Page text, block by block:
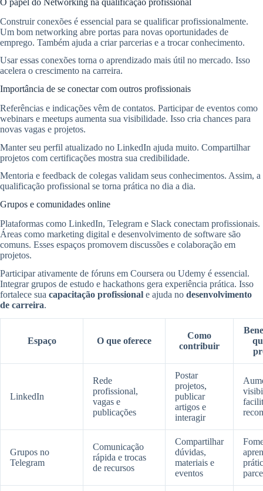
Construir conexões é essencial para se qualificar profissionalmente.
Um bom networking abre portas para novas oportunidades de
emprego. Também ajuda a criar parcerias e a trocar conhecimento.
Usar essas conexões torna o aprendizado mais útil no mercado. Isso
acelera o crescimento na carreira.
Importância de se conectar com outros profissionais
Referências e indicações vêm de contatos. Participar de eventos como
webinars e meetups aumenta sua visibilidade. Isso cria chances para
novas vagas e projetos.
Manter seu perfil atualizado no LinkedIn ajuda muito. Compartilhar
projetos com certificações mostra sua credibilidade.
Mentoria e feedback de colegas validam seus conhecimentos. Assim, a
qualificação profissional se torna prática no dia a dia.
Grupos e comunidades online
Plataformas como LinkedIn, Telegram e Slack conectam profissionais.
Áreas como marketing digital e desenvolvimento de software são
comuns. Esses espaços promovem discussões e colaboração em
projetos.
Participar ativamente de fóruns em Coursera ou Udemy é essencial.
Integrar grupos de estudo e hackathons gera experiência prática. Isso
fortalece sua capacitação profissional e ajuda no desenvolvimento
de carreira.
Espaço O que oferece
Como
contribuir
LinkedIn
Rede
profissional,
vagas e
publicações
Postar
projetos,
publicar
artigos e
interagir
Grupos no
Telegram
Comunicação
rápida e trocas
de recursos
Compartilhar
dúvidas,
materiais e
eventos